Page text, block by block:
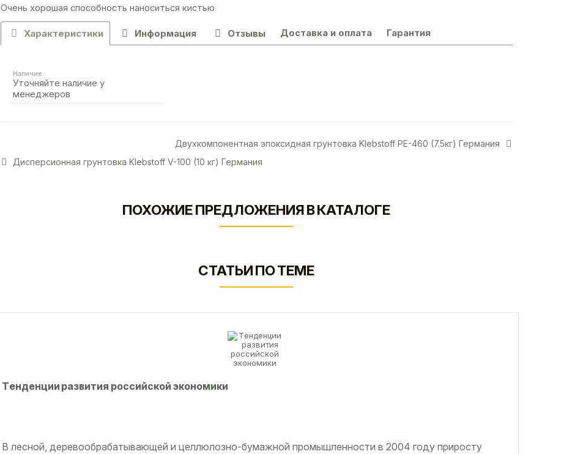
Очень хорошая способность наноситься кистью
Характеристики Информация Отзывы Доставка и оплата Гарантия
Наличие:
Уточняйте наличие у
менеджеров
Двухкомпонентная эпоксидная грунтовка Klebstoff PE-460 (7.5кг) Германия
Дисперсионная грунтовка Klebstoff V-100 (10 кг) Германия
ПОХОЖИЕ ПРЕДЛОЖЕНИЯ В КАТАЛОГЕ
СТАТЬИ ПО ТЕМЕ
Тeндeнции paзвития poccийcкoй экoнoмики
В лесной, деревообрабатывающей и целлюлозно-бумажной промышленности в 2004 году приросту